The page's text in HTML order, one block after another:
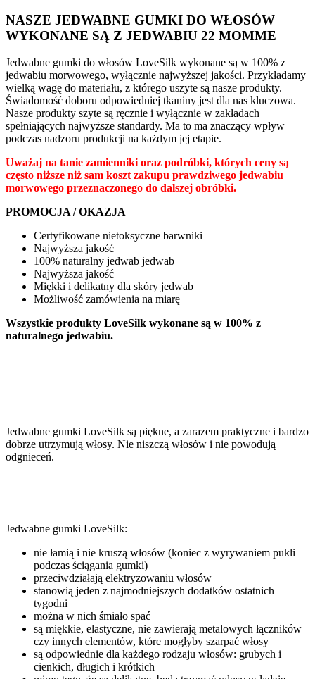
Gratis
NASZE JEDWABNE GUMKI DO WŁOSÓW
WYKONANE SĄ Z JEDWABIU 22 MOMME
Jedwabne gumki do włosów LoveSilk wykonane są w 100% z
jedwabiu morwowego, wyłącznie najwyższej jakości. Przykładamy
wielką wagę do materiału, z którego uszyte są nasze produkty.
Świadomość doboru odpowiedniej tkaniny jest dla nas kluczowa.
Nasze produkty szyte są ręcznie i wyłącznie w zakładach
spełniających najwyższe standardy. Ma to ma znaczący wpływ
podczas nadzoru produkcji na każdym jej etapie.
Uważaj na tanie zamienniki oraz podróbki, których ceny są
często niższe niż sam koszt zakupu prawdziwego jedwabiu
morwowego przeznaczonego do dalszej obróbki.
PROMOCJA / OKAZJA
Certyfikowane nietoksyczne barwniki
Najwyższa jakość
100% naturalny jedwab jedwab
Najwyższa jakość
Miękki i delikatny dla skóry jedwab
Możliwość zamówienia na miarę
Wszystkie produkty LoveSilk wykonane są w 100% z
naturalnego jedwabiu.
Jedwabne gumki LoveSilk są piękne, a zarazem praktyczne i bardzo
dobrze utrzymują włosy. Nie niszczą włosów i nie powodują
odgnieceń.
Jedwabne gumki LoveSilk:
nie łamią i nie kruszą włosów (koniec z wyrywaniem pukli
podczas ściągania gumki)
przeciwdziałają elektryzowaniu włosów
stanowią jeden z najmodniejszych dodatków ostatnich
tygodni
można w nich śmiało spać
są miękkie, elastyczne, nie zawierają metalowych łączników
czy innych elementów, które mogłyby szarpać włosy
są odpowiednie dla każdego rodzaju włosów: grubych i
cienkich, długich i krótkich